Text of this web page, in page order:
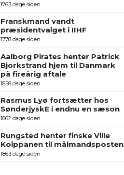
1763 dage siden
Franskmand vandt
præsidentvalget i IIHF
1778 dage siden
Aalborg Pirates henter Patrick
Bjorkstrand hjem til Danmark
på fireårig aftale
1858 dage siden
Rasmus Lyø fortsætter hos
SønderjyskE i endnu en sæson
1862 dage siden
Rungsted henter finske Ville
Kolppanen til målmandsposten
1863 dage siden